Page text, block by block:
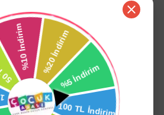
Ürün Açıklaması
Hafif Puset Baston Bebek
– Ön Barlı Kahverengi
itibaren kullanım için